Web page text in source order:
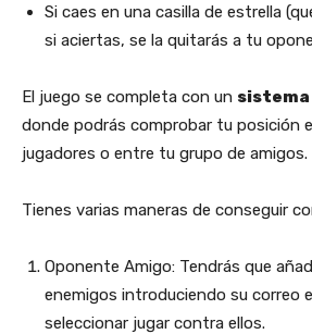
Si caes en una casilla de estrella
si aciertas, se la quitarás a tu
El juego se completa con un sistema
donde podrás comprobar tu posición
jugadores o entre tu grupo de amigos.
Tienes varias maneras de conseguir
Oponente Amigo: Tendrás que
enemigos introduciendo su correo
seleccionar jugar contra ellos.